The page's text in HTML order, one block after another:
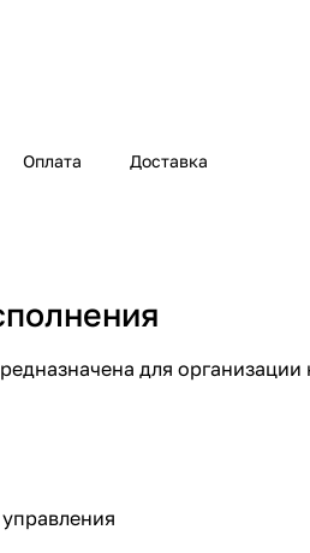
Оплата Доставка
для